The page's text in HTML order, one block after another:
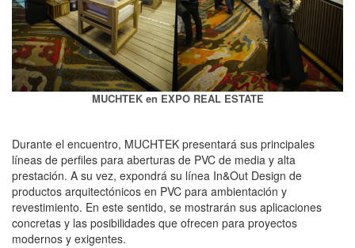
MUCHTEK en EXPO REAL ESTATE
Durante el encuentro, MUCHTEK presentará sus principales
líneas de perfiles para aberturas de PVC de media y alta
prestación. A su vez, expondrá su línea In&Out Design de
productos arquitectónicos en PVC para ambientación y
revestimiento. En este sentido, se mostrarán sus aplicaciones
concretas y las posibilidades que ofrecen para proyectos
modernos y exigentes.